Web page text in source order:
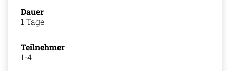
Dauer
1 Tage
Teilnehmer
1-4